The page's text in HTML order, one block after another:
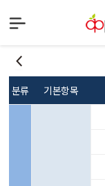
분류 기본항목